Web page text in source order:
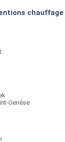
chauffage
Genèse